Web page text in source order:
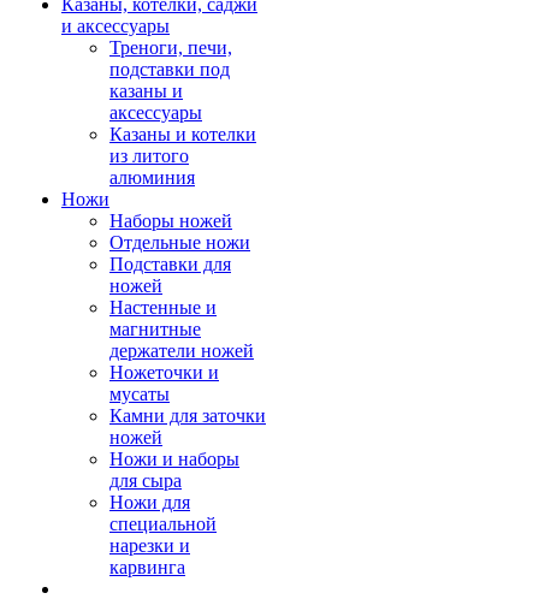
Казаны, котелки, саджи
и аксессуары
Треноги, печи,
подставки под
казаны и
аксессуары
Казаны и котелки
из литого
алюминия
Ножи
Наборы ножей
Отдельные ножи
Подставки для
ножей
Настенные и
магнитные
держатели ножей
Ножеточки и
мусаты
Камни для заточки
ножей
Ножи и наборы
для сыра
Ножи для
специальной
нарезки и
карвинга